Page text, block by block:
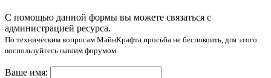
С помощью данной формы вы можете связаться с
администрацией ресурса.
По техническим вопросам МайнКрафта просьба не беспокоить, для этого
воспользуйтесь нашим форумом.
Ваше имя: